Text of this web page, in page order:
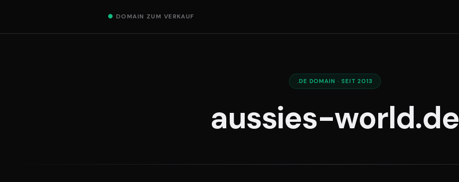
● DOMAIN ZUM VERKAUF
.DE DOMAIN · SEIT 2013
aussies-world.de